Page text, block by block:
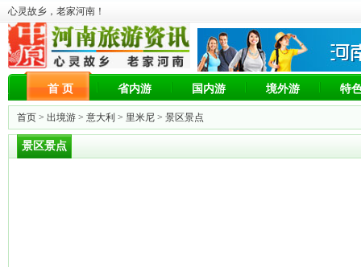
心灵故乡，老家河南！
首 页 省内游 国内游 境外游 特
首页 > 出境游 > 意大利 > 里米尼 > 景区景点
景区景点